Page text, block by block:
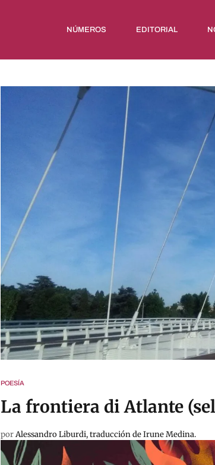
NÚMEROS EDITORIAL
POESÍA
La frontiera di Atlante
porAlessandro Liburdi, traducción de Irune Medina.